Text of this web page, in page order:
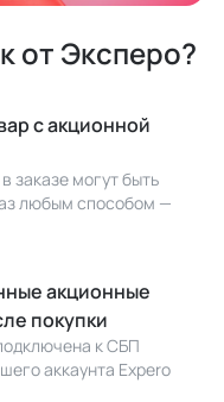
от Эксперо?
с акционной
заказе могут быть
любым способом —
акционные
покупки
к СБП
аккаунта Expero